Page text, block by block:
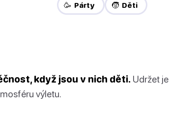
🥳 Párty 🧒 Děti
když jsou v nich děti. Udržet je
výletu.